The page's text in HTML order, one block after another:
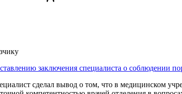
заключения специалиста о соблюдении
сделал вывод о том, что в медицинском